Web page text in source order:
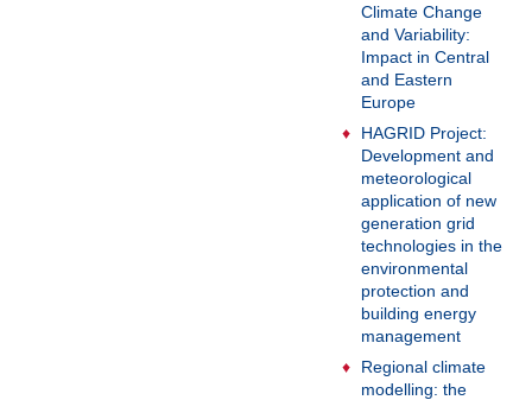
Climate Change
and Variability:
Impact in Central
and Eastern
Europe
HAGRID Project:
Development and
meteorological
application of new
generation grid
technologies in the
environmental
protection and
building energy
management
Regional climate
modelling: the